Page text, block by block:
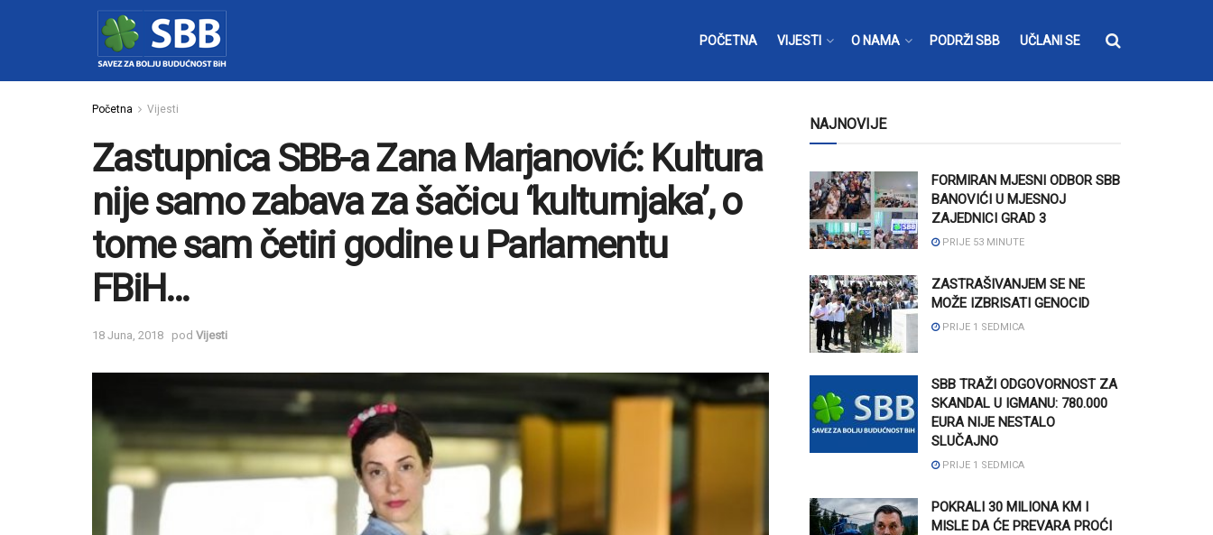
POČETNA VIJESTI O NAMA PODRŽI SBB UČLANI SE
Početna Vijesti
Zastupnica SBB-a Zana Marjanović: Kultura
nije samo zabava za šačicu ‘kulturnjaka’, o
tome sam četiri godine u Parlamentu
FBiH…
18 Juna, 2018 pod Vijesti
NAJNOVIJE
FORMIRAN MJESNI ODBOR SBB
BANOVIĆI U MJESNOJ
ZAJEDNICI GRAD 3
PRIJE 53 MINUTE
ZASTRAŠIVANJEM SE NE
MOŽE IZBRISATI GENOCID
PRIJE 1 SEDMICA
SBB TRAŽI ODGOVORNOST ZA
SKANDAL U IGMANU: 780.000
EURA NIJE NESTALO
SLUČAJNO
PRIJE 1 SEDMICA
POKRALI 30 MILIONA KM I
MISLE DA ĆE PREVARA PROĆI